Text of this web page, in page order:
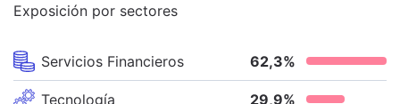
Exposición por sectores
Servicios Financieros 62,3%
Tecnología 29,9%